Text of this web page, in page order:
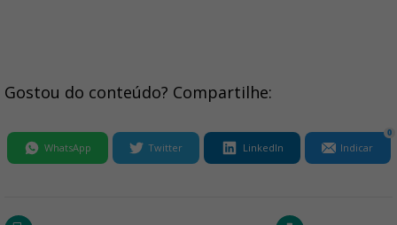
Gostou do conteúdo? Compartilhe:
WhatsApp Twitter LinkedIn Indicar
0